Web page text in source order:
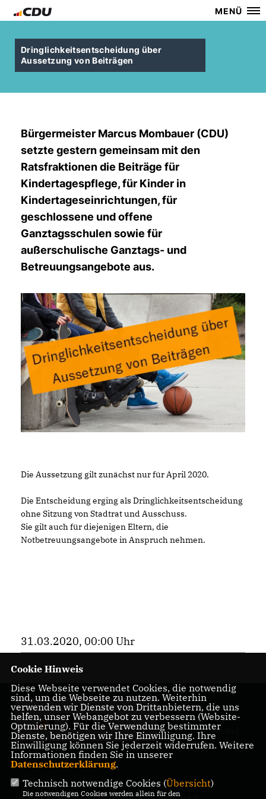
MENÜ
Dringlichkeitsentscheidung über
Aussetzung von Beiträgen
Bürgermeister Marcus Mombauer (CDU)
setzte gestern gemeinsam mit den
Ratsfraktionen die Beiträge für
Kindertagespflege, für Kinder in
Kindertageseinrichtungen, für
geschlossene und offene
Ganztagsschulen sowie für
außerschulische Ganztags- und
Betreuungsangebote aus.
Die Aussetzung gilt zunächst nur für April 2020.
Die Entscheidung erging als Dringlichkeitsentscheidung
ohne Sitzung von Stadtrat und Ausschuss.
Sie gilt auch für diejenigen Eltern, die
Notbetreuungsangebote in Anspruch nehmen.
31.03.2020, 00:00 Uhr
Herzlich
Willkommen beim
CDU Stadtverband
Rösrath
Cookie Hinweis
Diese Webseite verwendet Cookies, die notwendig
sind, um die Webseite zu nutzen. Weiterhin
verwenden wir Dienste von Drittanbietern, die uns
helfen, unser Webangebot zu verbessern (Website-
Optmierung). Für die Verwendung bestimmter
Dienste, benötigen wir Ihre Einwilligung. Ihre
Einwilligung können Sie jederzeit widerrufen. Weitere
Informationen finden Sie in unserer
Datenschutzerklärung.
Technisch notwendige Cookies (Übersicht)
Die notwendigen Cookies werden allein für den